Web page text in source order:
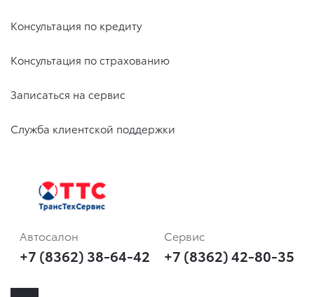
Консультация по кредиту
Консультация по страхованию
Записаться на сервис
Служба клиентской поддержки
Автосалон
+7 (8362) 38-64-42
Сервис
+7 (8362) 42-80-35